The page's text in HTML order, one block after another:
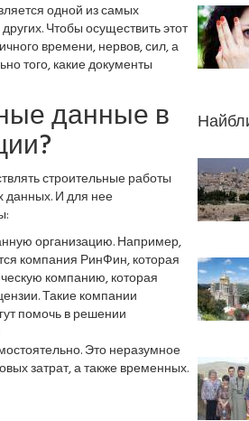
одной из самых
Чтобы осуществить этот
времени, нервов, сил, а
того, какие документы
данные в
строительные работы
данных. И для нее
организацию. Например,
компания РинФин, которая
компанию, которая
Такие компании
помочь в решении
Это неразумное
затрат, а также временных.